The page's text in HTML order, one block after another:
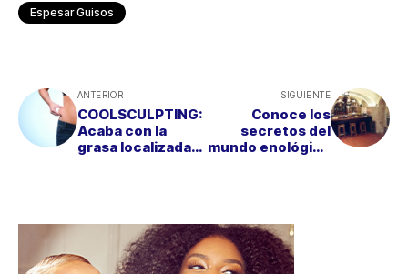
Espesar Guisos
ANTERIOR
COOLSCULPTING:
Acaba con la
grasa localizada
SIGUIENTE
Conoce los
secretos del
mundo enológico